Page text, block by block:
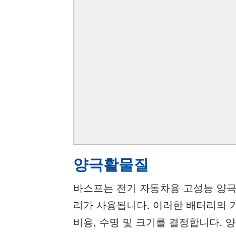
양극활물질
바스프는 전기 자동차용 고성능 양
리가 사용됩니다. 이러한 배터리의
비용, 수명 및 크기를 결정합니다.